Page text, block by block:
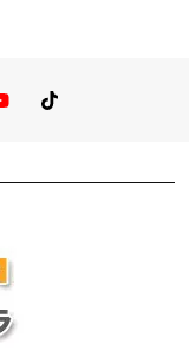
You TubeTikTok